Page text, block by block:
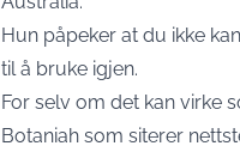
Hun påpeker at du ikke
til å bruke igjen.
For selv om det kan virke
Botaniah som siterer